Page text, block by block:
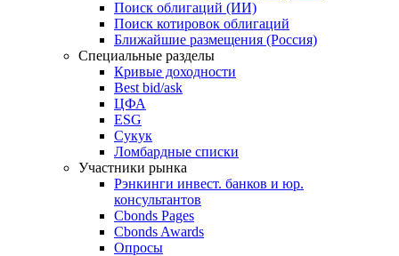
Поиск облигаций (ИИ)
Поиск котировок облигаций
Ближайшие размещения (Россия)
Специальные разделы
Кривые доходности
Best bid/ask
ЦФА
ESG
Сукук
Ломбардные списки
Участники рынка
Рэнкинги инвест. банков и юр.
консультантов
Cbonds Pages
Cbonds Awards
Опросы